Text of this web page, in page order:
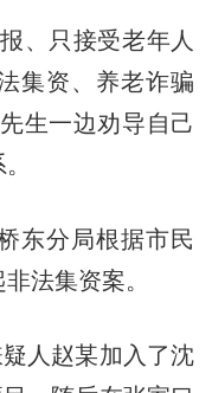
、只接受老年人
集资、养老诈骗
生一边劝导自己
分局根据市民
法集资案。
人赵某加入了沈